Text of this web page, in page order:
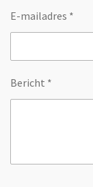
E-mailadres *
Bericht *